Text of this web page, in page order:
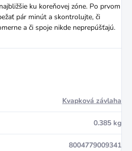
ku koreňovej zóne. Po prvom
pár minút a skontrolujte, či
a či spoje nikde neprepúšťajú.
Kvapková závlaha
0.385 kg
8004779009341